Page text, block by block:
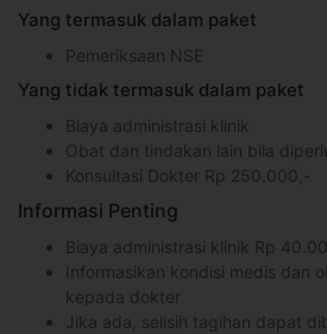
Yang termasuk dalam paket
Pemeriksaan NSE
Yang tidak termasuk dalam paket
Biaya administrasi klinik
Obat dan tindakan lain bila
Konsultasi Dokter Rp 250.000,-
Informasi Penting
Biaya administrasi klinik Rp
Informasikan kondisi medis dan
kepada dokter
Jika ada, selisih tagihan dapat